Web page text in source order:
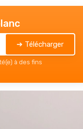
➔ Télécharger
à des fins